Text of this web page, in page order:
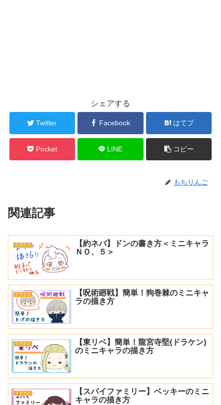
シェアする
Twitter Facebook はてブ
Pocket LINE コピー
もちりんご
関連記事
イラスト
【約ネバ】ドンの書き方＜ミニキャラ
ＮＯ、５＞
イラスト
【呪術廻戦】簡単！狗巻棘のミニキャ
ラの描き方
イラスト
【東リベ】簡単！龍宮寺堅(ドラケン)
のミニキャラの描き方
イラスト
【スパイファミリー】ベッキーのミニ
キャラの描き方